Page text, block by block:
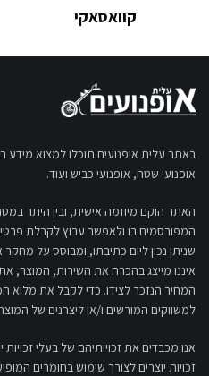
קוואסאקי
באתר עלית אופנועים תוכלו למצוא מידע
אופנועי שטח, אופנועי כביש ועוד.
האתר הוקם מיוזמה אישית, ובין היתר
המפורסמים בו ולאפשר ערוץ לקבלת
שניתן נכון ליום כתיבתו, ומבוסס על
איננו מייצג בהכרח את השירות, המוצר,
המחיר הנזכר לצידו. כדי לקבל את מלוא
למשווקים המורשים ו/או ליצרנים של
אנו מכבדים את זכויותיהם של בעלי
זכויות יוצרים לצורך שימוש בחומרים